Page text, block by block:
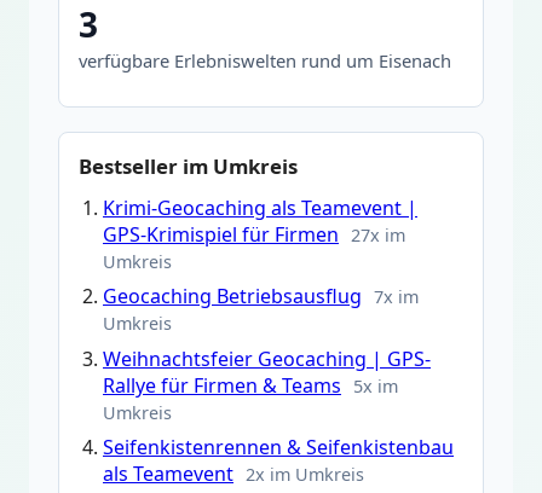
3
verfügbare Erlebniswelten rund um Eisenach
Bestseller im Umkreis
Krimi-Geocaching als Teamevent |
GPS-Krimispiel für Firmen 27x im
Umkreis
Geocaching Betriebsausflug 7x im
Umkreis
Weihnachtsfeier Geocaching | GPS-
Rallye für Firmen & Teams
5x im
Umkreis
Seifenkistenrennen & Seifenkistenbau
als Teamevent 2x im Umkreis